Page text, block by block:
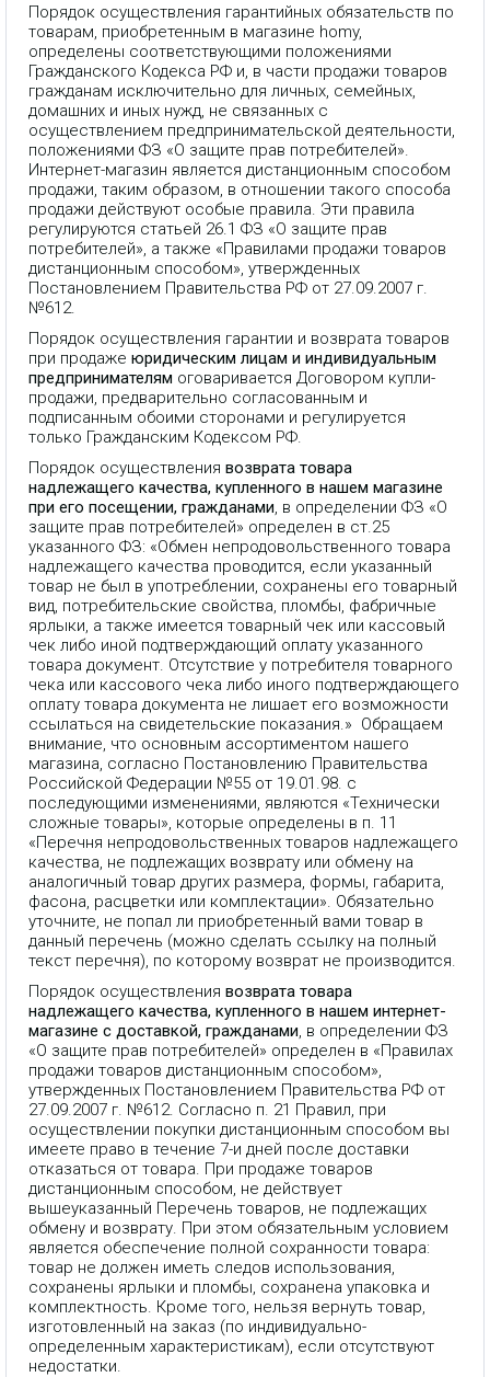
Порядок осуществления гарантийных обязательств по
товарам, приобретенным в магазине homy,
определены соответствующими положениями
Гражданского Кодекса РФ и, в части продажи товаров
гражданам исключительно для личных, семейных,
домашних и иных нужд, не связанных с
осуществлением предпринимательской деятельности,
положениями ФЗ «О защите прав потребителей».
Интернет-магазин является дистанционным способом
продажи, таким образом, в отношении такого способа
продажи действуют особые правила. Эти правила
регулируются статьей 26.1 ФЗ «О защите прав
потребителей», а также «Правилами продажи товаров
дистанционным способом», утвержденных
Постановлением Правительства РФ от 27.09.2007 г.
№612.
Порядок осуществления гарантии и возврата товаров
при продаже юридическим лицам и индивидуальным
предпринимателям оговаривается Договором купли-
продажи, предварительно согласованным и
подписанным обоими сторонами и регулируется
только Гражданским Кодексом РФ.
Порядок осуществления возврата товара
надлежащего качества, купленного в нашем магазине
при его посещении, гражданами , в определении ФЗ «О
защите прав потребителей» определен в ст.25
указанного ФЗ: «Обмен непродовольственного товара
надлежащего качества проводится, если указанный
товар не был в употреблении, сохранены его товарный
вид, потребительские свойства, пломбы, фабричные
ярлыки, а также имеется товарный чек или кассовый
чек либо иной подтверждающий оплату указанного
товара документ. Отсутствие у потребителя товарного
чека или кассового чека либо иного подтверждающего
оплату товара документа не лишает его возможности
ссылаться на свидетельские показания.» Обращаем
внимание, что основным ассортиментом нашего
магазина, согласно Постановлению Правительства
Российской Федерации №55 от 19.01.98. с
последующими изменениями, являются «Технически
сложные товары», которые определены в п. 11
«Перечня непродовольственных товаров надлежащего
качества, не подлежащих возврату или обмену на
аналогичный товар других размера, формы, габарита,
фасона, расцветки или комплектации». Обязательно
уточните, не попал ли приобретенный вами товар в
данный перечень (можно сделать ссылку на полный
текст перечня), по которому возврат не производится.
Порядок осуществления возврата товара
надлежащего качества, купленного в нашем интернет-
магазине с доставкой, гражданами , в определении ФЗ
«О защите прав потребителей» определен в «Правилах
продажи товаров дистанционным способом»,
утвержденных Постановлением Правительства РФ от
27.09.2007 г. №612. Согласно п. 21 Правил, при
осуществлении покупки дистанционным способом вы
имеете право в течение 7-и дней после доставки
отказаться от товара. При продаже товаров
дистанционным способом, не действует
вышеуказанный Перечень товаров, не подлежащих
обмену и возврату. При этом обязательным условием
является обеспечение полной сохранности товара:
товар не должен иметь следов использования,
сохранены ярлыки и пломбы, сохранена упаковка и
комплектность. Кроме того, нельзя вернуть товар,
изготовленный на заказ (по индивидуально-
определенным характеристикам), если отсутствуют
недостатки.